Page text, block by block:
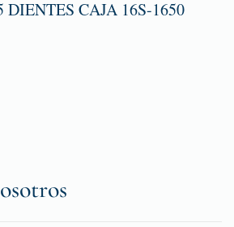
DIENTES CAJA 16S-1650